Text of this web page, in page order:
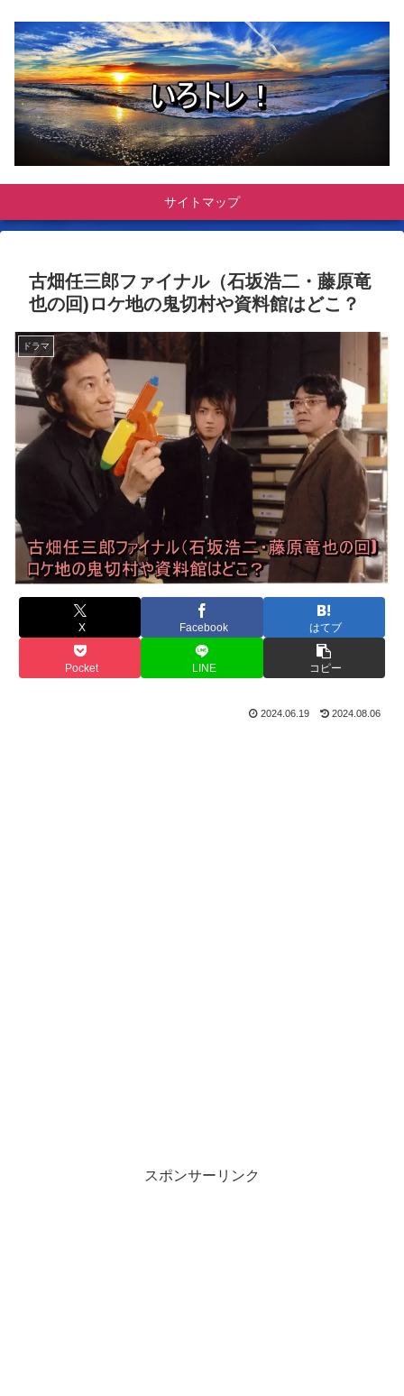
サイトマップ
古畑任三郎ファイナル（石坂浩二・藤原竜
也の回)ロケ地の鬼切村や資料館はどこ？
ドラマ
X Facebook はてブ
Pocket LINE コピー
2024.06.19 2024.08.06
スポンサーリンク